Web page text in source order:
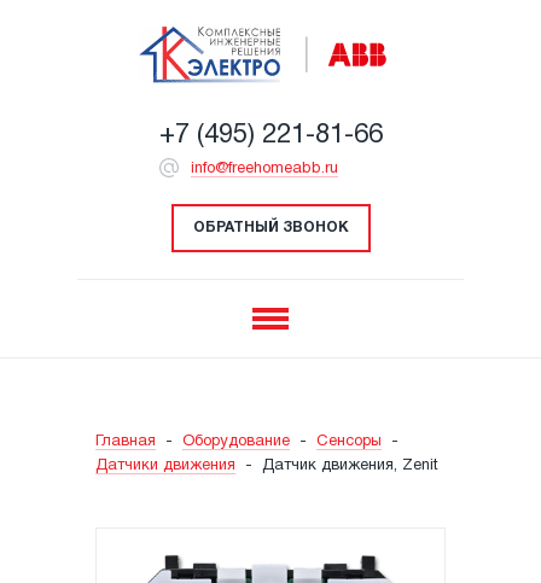
+7 (495) 221-81-66
info@freehomeabb.ru
ОБРАТНЫЙ ЗВОНОК
Главная - Оборудование - Сенсоры
-
Датчики движения
- Датчик движения, Zenit